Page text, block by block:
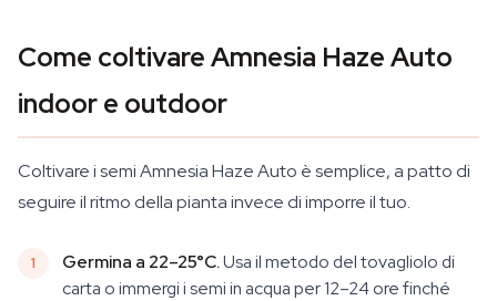
Come coltivare Amnesia Haze Auto
indoor e outdoor
Coltivare i semi Amnesia Haze Auto è semplice, a patto di
seguire il ritmo della pianta invece di imporre il tuo.
Germina a 22–25°C.Usa il metodo del tovagliolo di
carta o immergi i semi in acqua per 12–24 ore finché